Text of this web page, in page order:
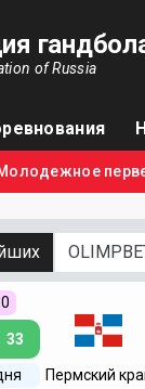
of Russia
33
Пермский